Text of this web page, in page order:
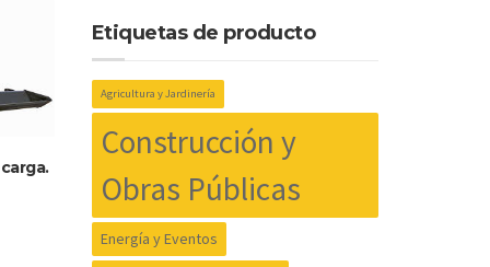
Etiquetas de producto
Agricultura y Jardinería
Construcción y
Obras Públicas
Energía y Eventos